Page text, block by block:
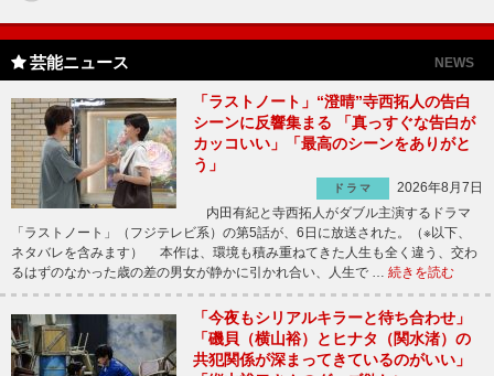
芸能ニュース NEWS
「ラストノート」“澄晴”寺西拓人の告白
シーンに反響集まる 「真っすぐな告白が
カッコいい」「最高のシーンをありがと
う」
ドラマ
2026年8月7日
内田有紀と寺西拓人がダブル主演するドラマ
「ラストノート」（フジテレビ系）の第5話が、6日に放送された。（※以下、
ネタバレを含みます） 本作は、環境も積み重ねてきた人生も全く違う、交わ
るはずのなかった歳の差の男女が静かに引かれ合い、人生で … 続きを読む
「今夜もシリアルキラーと待ち合わせ」
「磯貝（横山裕）とヒナタ（関水渚）の
共犯関係が深まってきているのがいい」